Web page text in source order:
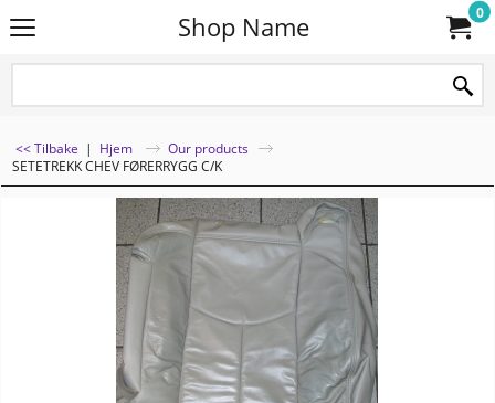
Shop Name 0
<< Tilbake | Hjem
Our products
SETETREKK CHEV FØRERRYGG C/K